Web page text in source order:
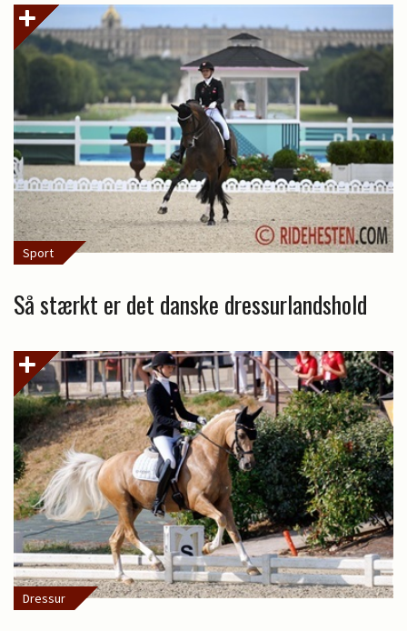
Sport
Så stærkt er det danske dressurlandshold
Dressur